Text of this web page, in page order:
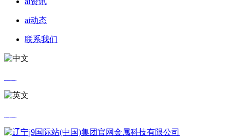
ai动态
联系我们